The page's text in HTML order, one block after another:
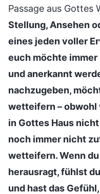
Passage aus Gottes
Stellung, Ansehen
eines jeden voller
euch möchte
und anerkannt
nachzugeben,
wetteifern –
in Gottes Haus
noch immer nicht
wetteifern. Wenn
herausragt, fühlst
und hast das